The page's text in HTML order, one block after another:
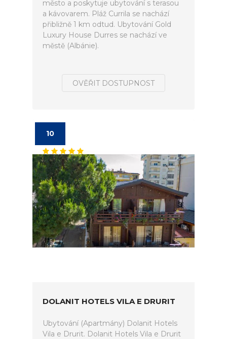
město a poskytuje ubytování s terasou
a kávovarem. Pláž Currila se nachází
přibližně 1 km odtud. Ubytování Gold
Luxury House Durres se nachází ve
městě (Albánie).
OVĚŘIT DOSTUPNOST
10
DOLANIT HOTELS VILA E DRURIT
Ubytování (Apartmány) Dolanit Hotels
Vila e Drurit. Dolanit Hotels Vila e Drurit